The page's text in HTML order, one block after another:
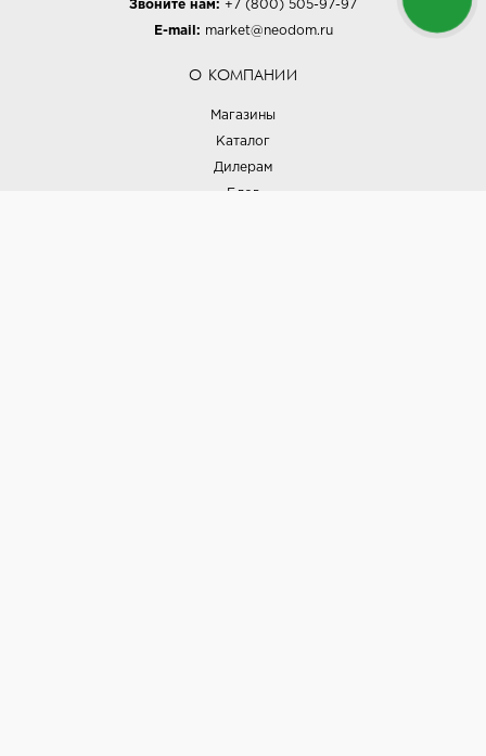
Звоните нам: +7 (800) 505-97-97
E-mail: market@neodom.ru
О КОМПАНИИ
Магазины
Каталог
Дилерам
Блог